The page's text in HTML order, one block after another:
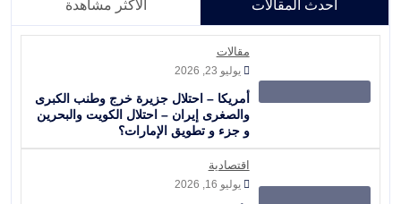
أحدث المقالات الأكثر مشاهدة
مقالات
يوليو 23, 2026
أمريكا – احتلال جزيرة خرج وطنب الكبرى
والصغرى إيران – احتلال الكويت والبحرين
و جزء و تطويق الإمارات؟
اقتصادية
يوليو 16, 2026